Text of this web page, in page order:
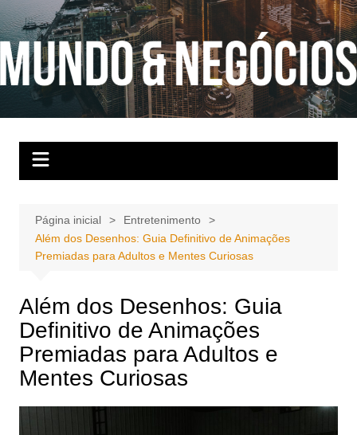
para
conteúdo
Página inicial
Entretenimento
Além dos Desenhos: Guia Definitivo de Animações
Premiadas para Adultos e Mentes Curiosas
Além dos Desenhos: Guia
Definitivo de Animações
Premiadas para Adultos e
Mentes Curiosas